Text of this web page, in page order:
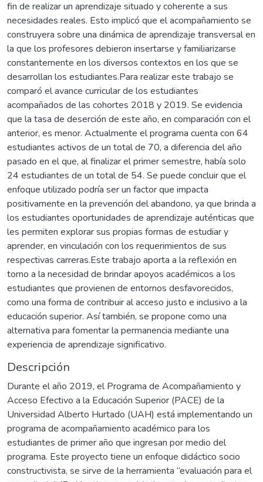
fin de realizar un aprendizaje situado y coherente a sus
necesidades reales. Esto implicó que el acompañamiento se
construyera sobre una dinámica de aprendizaje transversal en
la que los profesores debieron insertarse y familiarizarse
constantemente en los diversos contextos en los que se
desarrollan los estudiantes.Para realizar este trabajo se
comparó el avance curricular de los estudiantes
acompañados de las cohortes 2018 y 2019. Se evidencia
que la tasa de deserción de este año, en comparación con el
anterior, es menor. Actualmente el programa cuenta con 64
estudiantes activos de un total de 70, a diferencia del año
pasado en el que, al finalizar el primer semestre, había solo
24 estudiantes de un total de 54. Se puede concluir que el
enfoque utilizado podría ser un factor que impacta
positivamente en la prevención del abandono, ya que brinda a
los estudiantes oportunidades de aprendizaje auténticas que
les permiten explorar sus propias formas de estudiar y
aprender, en vinculación con los requerimientos de sus
respectivas carreras.Este trabajo aporta a la reflexión en
torno a la necesidad de brindar apoyos académicos a los
estudiantes que provienen de entornos desfavorecidos,
como una forma de contribuir al acceso justo e inclusivo a la
educación superior. Así también, se propone como una
alternativa para fomentar la permanencia mediante una
experiencia de aprendizaje significativo.
Descripción
Durante el año 2019, el Programa de Acompañamiento y
Acceso Efectivo a la Educación Superior (PACE) de la
Universidad Alberto Hurtado (UAH) está implementando un
programa de acompañamiento académico para los
estudiantes de primer año que ingresan por medio del
programa. Este proyecto tiene un enfoque didáctico socio
constructivista, se sirve de la herramienta “evaluación para el